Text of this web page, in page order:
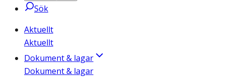
Sök
Aktuellt
Aktuellt
Dokument & lagar
Dokument & lagar